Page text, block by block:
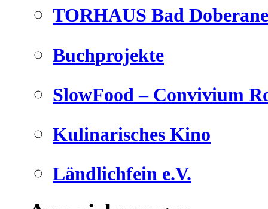
TORHAUS Bad
Buchprojekte
SlowFood – Convivium
Kulinarisches Kino
Ländlichfein e.V.